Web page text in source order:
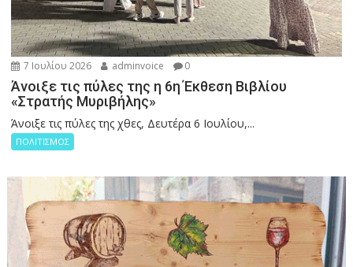
7 Ιουλίου 2026 adminvoice 0
Άνοιξε τις πύλες της η 6η Έκθεση Βιβλίου
«Στρατής Μυριβήλης»
Άνοιξε τις πύλες της χθες, Δευτέρα 6 Ιουλίου,...
ΠΟΛΙΤΙΣΜΟΣ